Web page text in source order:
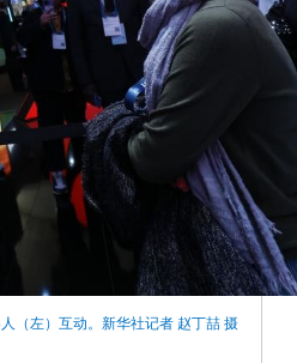
（左）互动。新华社记者 赵丁喆 摄